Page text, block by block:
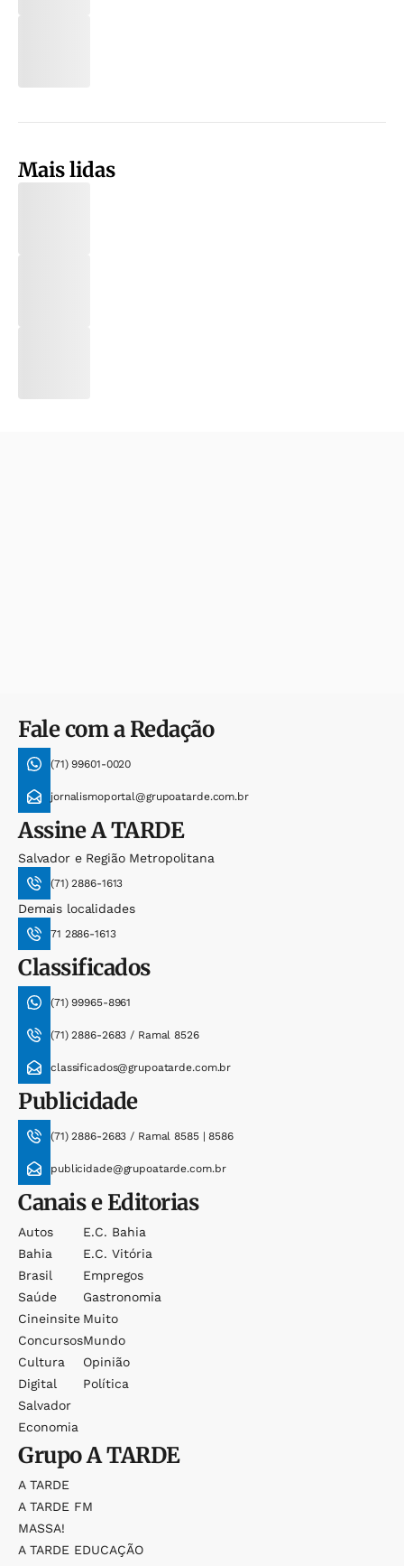
Mais lidas
Fale com a Redação
(71) 99601-0020
jornalismoportal@grupoatarde.com.br
AssineA TARDE
Salvador e Região Metropolitana
(71) 2886-1613
Demais localidades
71 2886-1613
Classificados
(71) 99965-8961
(71) 2886-2683 / Ramal 8526
classificados@grupoatarde.com.br
Publicidade
(71) 2886-2683 / Ramal 8585 | 8586
publicidade@grupoatarde.com.br
Canais e Editorias
Autos
Bahia
Brasil
Saúde
Cineinsite
Concursos
Cultura
Digital
Salvador
Economia
E.c. Bahia
E.c. Vitória
Empregos
Gastronomia
Muito
Mundo
Opinião
Política
GrupoA TARDE
A TARDE
A TARDE FM
MASSA!
A TARDE EDUCAÇÃO